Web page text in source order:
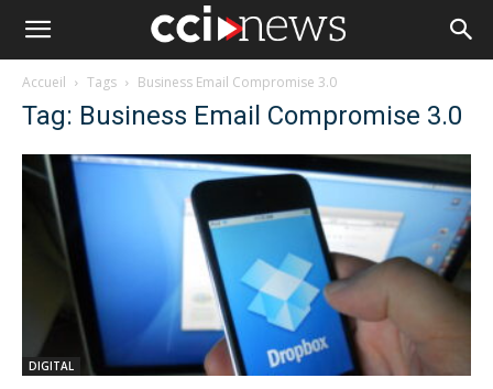
Accueil Tags Business Email Compromise 3.0
Tag: Business Email Compromise 3.0
DIGITAL